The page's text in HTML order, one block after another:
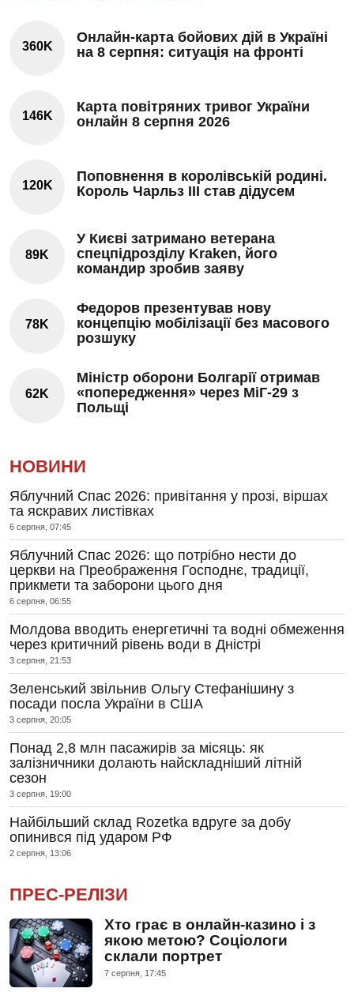
360K
Онлайн-карта бойових дій в Україні
на 8 серпня: ситуація на фронті
146K
Карта повітряних тривог України
онлайн 8 серпня 2026
120K
Поповнення в королівській родині.
Король Чарльз III став дідусем
89K
У Києві затримано ветерана
спецпідрозділу Kraken, його
командир зробив заяву
78K
Федоров презентував нову
концепцію мобілізації без масового
розшуку
62K
Міністр оборони Болгарії отримав
«попередження» через МіГ-29 з
Польщі
НОВИНИ
Яблучний Спас 2026: привітання у прозі, віршах
та яскравих листівках
6 серпня, 07:45
Яблучний Спас 2026: що потрібно нести до
церкви на Преображення Господнє, традиції,
прикмети та заборони цього дня
6 серпня, 06:55
Молдова вводить енергетичні та водні обмеження
через критичний рівень води в Дністрі
3 серпня, 21:53
Зеленський звільнив Ольгу Стефанішину з
посади посла України в США
3 серпня, 20:05
Понад 2,8 млн пасажирів за місяць: як
залізничники долають найскладніший літній
сезон
3 серпня, 19:00
Найбільший склад Rozetka вдруге за добу
опинився під ударом РФ
2 серпня, 13:06
ПРЕС-РЕЛІЗИ
Хто грає в онлайн-казино і з
якою метою? Соціологи
склали портрет
7 серпня, 17:45